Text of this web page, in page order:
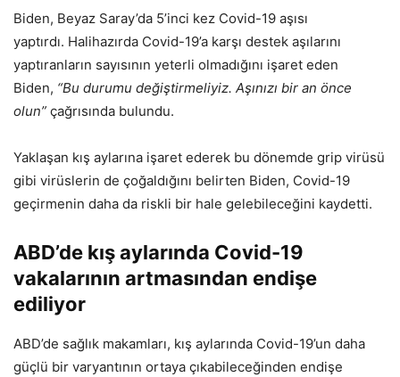
Biden, Beyaz Saray’da 5’inci kez Covid-19 aşısı
yaptırdı. Halihazırda Covid-19’a karşı destek aşılarını
yaptıranların sayısının yeterli olmadığını işaret eden
Biden, “Bu durumu değiştirmeliyiz. Aşınızı bir an önce
olun” çağrısında bulundu.
Yaklaşan kış aylarına işaret ederek bu dönemde grip virüsü
gibi virüslerin de çoğaldığını belirten Biden, Covid-19
geçirmenin daha da riskli bir hale gelebileceğini kaydetti.
ABD’de kış aylarında Covid-19
vakalarının artmasından endişe
ediliyor
ABD’de sağlık makamları, kış aylarında Covid-19’un daha
güçlü bir varyantının ortaya çıkabileceğinden endişe